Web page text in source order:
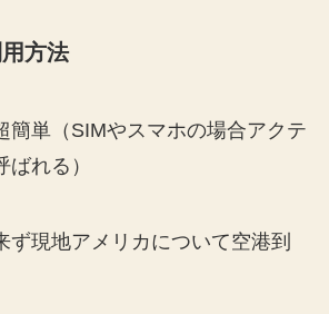
方法
簡単（SIMやスマホの場合アクテ
れる）
ず現地アメリカについて空港到